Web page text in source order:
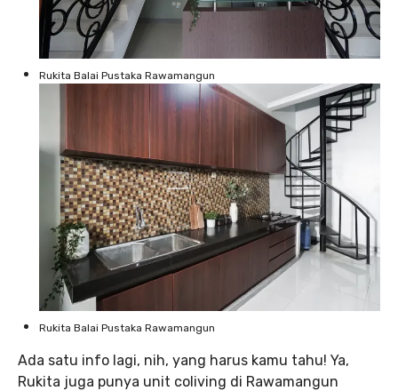
Rukita Balai Pustaka Rawamangun
Rukita Balai Pustaka Rawamangun
Ada satu info lagi, nih, yang harus kamu tahu! Ya,
Rukita juga punya unit coliving di Rawamangun